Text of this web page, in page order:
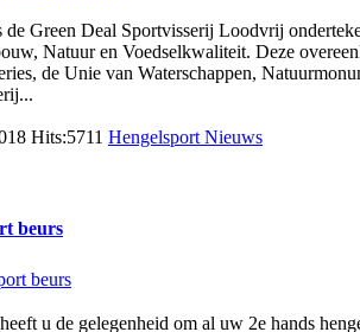
de Green Deal Sportvisserij Loodvrij
Natuur en Voedselkwaliteit. Deze
de Unie van Waterschappen,
Hits:5711 Hengelsport Nieuws
beurs
u de gelegenheid om al uw 2e hands